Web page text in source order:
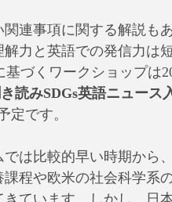
連事項に関する解説も
力と英語での発信力は
づくワークショップは
読みSDGs英語ニュース
定です。
は比較的早い時期から
程や欧米の社会科学系の
ています。しかし、日